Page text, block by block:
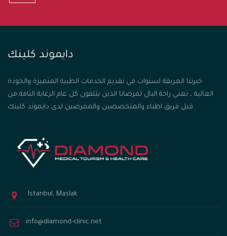
دايموند كلينك
خبرتنا العريقة لسنوات في تقديم الخدمات الطبية المتميزة والجودة
العالية ، تعني راحة البال لمرضانا الذين يتلقون كل عام الرعاية التامة من
قبل فريق اطباء والمتخصصين والممرضين لدى دايموند كلينك
Istanbul, Maslak
info@diamond-clinic.net